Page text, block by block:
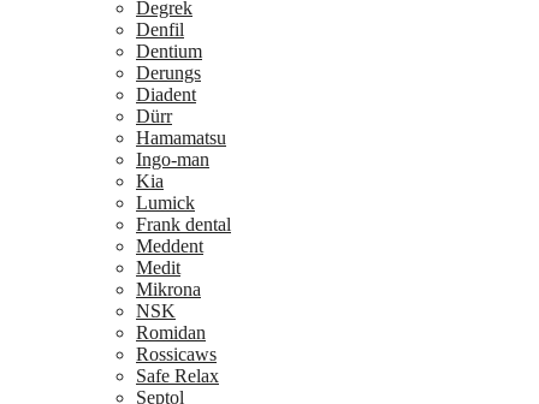
Degrek
Denfil
Dentium
Derungs
Diadent
Dürr
Hamamatsu
Ingo-man
Kia
Lumick
Frank dental
Meddent
Medit
Mikrona
NSK
Romidan
Rossicaws
Safe Relax
Septol